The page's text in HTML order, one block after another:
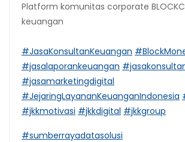
Platform komunitas corporate
keuangan
#JasaKonsultanKeuangan
#jasalaporankeuangan
#jasamarketingdigital
#JejaringLayananKeuanganIndonesia
#jkkmotivasi #jkkdigital #jkkgroup
#sumberrayadatasolusi